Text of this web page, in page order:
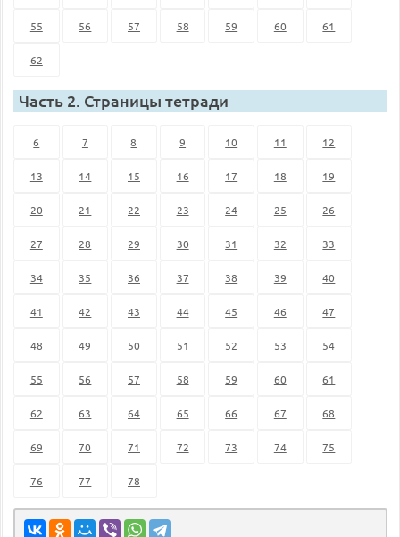
55 56 57 58 59 60 61
62
Часть 2. Страницы тетради
6 7 8 9 10 11 12
13 14 15 16 17 18 19
20 21 22 23 24 25 26
27 28 29 30 31 32 33
34 35 36 37 38 39 40
41 42 43 44 45 46 47
48 49 50 51 52 53 54
55 56 57 58 59 60 61
62 63 64 65 66 67 68
69 70 71 72 73 74 75
76 77 78